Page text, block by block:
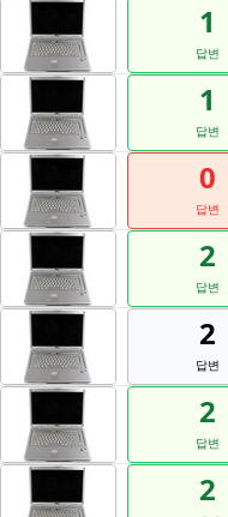
1
답변
1
답변
0
답변
2
답변
2
답변
2
답변
2